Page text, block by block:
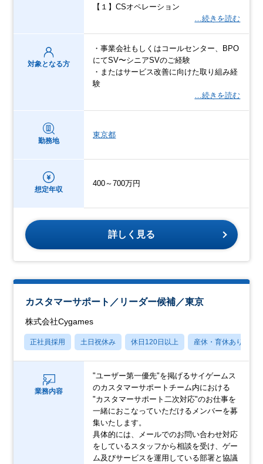
【１】CSオペレーション
…続きを読む
対象となる方
・事業会社もしくはコールセンター、BPO
にてSV〜シニアSVのご経験
・またはサービス改善に向けた取り組み経
験
…続きを読む
勤務地
東京都
想定年収
400～700万円
詳しく見る
カスタマーサポート／リーダー候補／東京
株式会社Cygames
正社員採用 土日祝休み 休日120日以上 産休・育休あり
業務内容
"ユーザー第一優先"を掲げるサイゲームス
のカスタマーサポートチーム内における
"カスタマーサポート二次対応"のお仕事を
一緒におこなっていただけるメンバーを募
集いたします。
具体的には、メールでのお問い合わせ対応
をしているスタッフから相談を受け、ゲー
ム及びサービスを運用している部署と協議